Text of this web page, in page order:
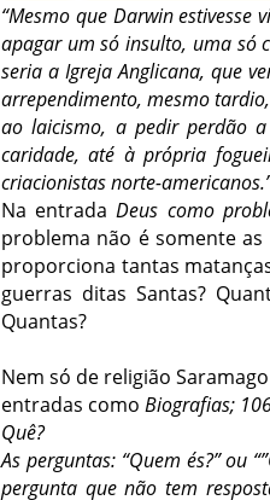
“Mesmo que Darwin estivesse
apagar um só insulto, uma só
seria a Igreja Anglicana, que
arrependimento, mesmo
ao laicismo, a pedir perdão
caridade, até à própria
criacionistas norte-
Na entradaDeus como
problema não é somente
proporciona tantas
guerras ditas Santas?
Quantas?
Nem só de religião
entradas como Biografias;
Quê?
As perguntas: “Quem és?” ou
pergunta que não tem